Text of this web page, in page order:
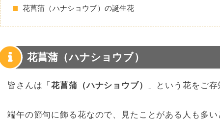
花菖蒲（ハナショウブ）の誕生花
花菖蒲（ハナショウブ）
皆さんは「花菖蒲（ハナショウブ） 」という花をご
端午の節句に飾る花なので、見たことがある人も多